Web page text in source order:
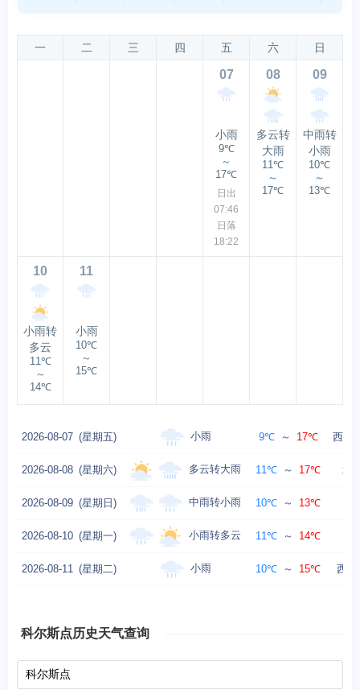
一 二 三 四 五 六 日
07
小雨
9℃
～
17℃
日出
07:46
日落
18:22
08
多云转
大雨
11℃
～
17℃
09
中雨转
小雨
10℃
～
13℃
10
小雨转
多云
11℃
～
14℃
11
小雨
10℃
～
15℃
2026-08-07 (星期五) 小雨 9℃ ～ 17℃ 西北
2026-08-08 (星期六) 多云转大雨 11℃ ～ 17℃ 北
2026-08-09 (星期日) 中雨转小雨 10℃ ～ 13℃
2026-08-10 (星期一) 小雨转多云 11℃ ～ 14℃
2026-08-11 (星期二) 小雨 10℃ ～ 15℃ 西风
科尔斯点历史天气查询